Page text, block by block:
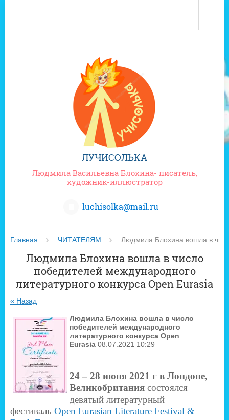
ЛУЧИСОЛЬКА
Людмила Васильевна Блохина- писатель,
художник-иллюстратор
luchisolka@mail.ru
Главная ЧИТАТЕЛЯМ Людмила Блохина вошла в
Людмила Блохина вошла в число
победителей международного
литературного конкурса Open Eurasia
« Назад
Людмила Блохина вошла в число
победителей международного
литературного конкурса Open
Eurasia 08.07.2021 10:29
24 – 28 июня 2021 г в Лондоне,
Великобритания состоялся
девятый литературный
фестиваль Open Eurasian Literature Festival &